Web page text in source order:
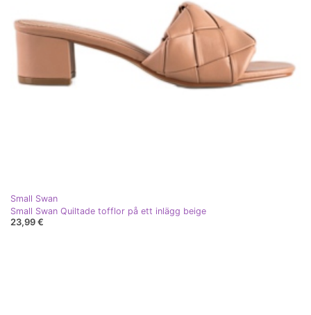
Small Swan
Small Swan Quiltade tofflor på ett inlägg beige
23,99 €